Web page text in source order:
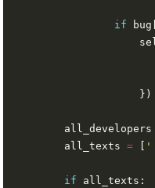
if bug[
        all_texts
= '
if